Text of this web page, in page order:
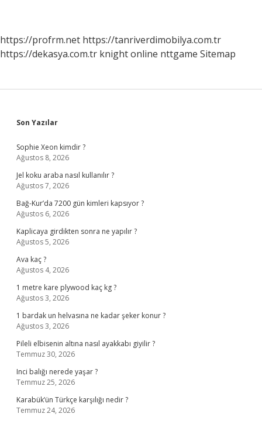
https://profrm.net https://tanriverdimobilya.com.tr
https://dekasya.com.tr knight online nttgame Sitemap
Sidebar
Son Yazılar
Sophie Xeon kimdir ?
Ağustos 8, 2026
Jel koku araba nasıl kullanılır ?
Ağustos 7, 2026
Bağ-Kur’da 7200 gün kimleri kapsıyor ?
Ağustos 6, 2026
Kaplicaya girdikten sonra ne yapılır ?
Ağustos 5, 2026
Ava kaç ?
Ağustos 4, 2026
1 metre kare plywood kaç kg ?
Ağustos 3, 2026
1 bardak un helvasına ne kadar şeker konur ?
Ağustos 3, 2026
Pileli elbisenin altına nasıl ayakkabı giyilir ?
Temmuz 30, 2026
Inci balığı nerede yaşar ?
Temmuz 25, 2026
Karabük’ün Türkçe karşılığı nedir ?
Temmuz 24, 2026